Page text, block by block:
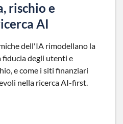
rischio e
AI
dell'IA rimodellano la
fiducia degli utenti e
e come i siti finanziari
nella ricerca AI-first.